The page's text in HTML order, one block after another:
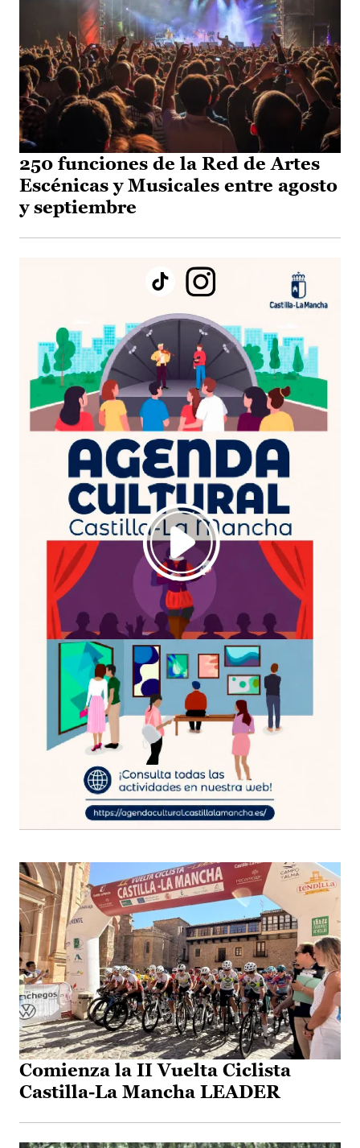
250 funciones de la Red de Artes
Escénicas y Musicales entre agosto
y septiembre
Comienza la II Vuelta Ciclista
Castilla-La Mancha LEADER